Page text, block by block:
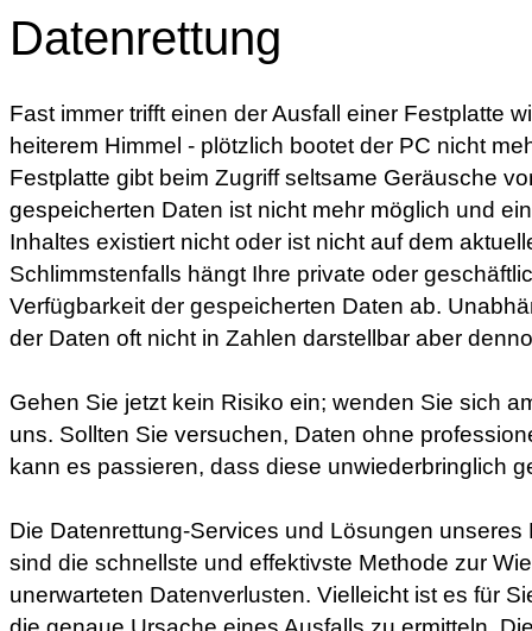
Datenrettung
Fast immer trifft einen der Ausfall einer Festplatte
heiterem Himmel - plötzlich bootet der PC nicht
Festplatte gibt beim Zugriff seltsame Geräusche
gespeicherten Daten ist nicht mehr möglich und
Inhaltes existiert nicht oder ist nicht auf dem
Schlimmstenfalls hängt Ihre private oder
Verfügbarkeit der gespeicherten Daten ab.
der Daten oft nicht in Zahlen darstellbar aber
Gehen Sie jetzt kein Risiko ein; wenden Sie sich
uns. Sollten Sie versuchen, Daten ohne
kann es passieren, dass diese unwiederbringlich
Die Datenrettung-Services und Lösungen unseres
sind die schnellste und effektivste Methode zur
unerwarteten Datenverlusten. Vielleicht ist es für